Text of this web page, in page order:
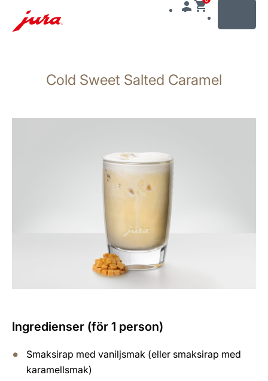
sökning
Cold Sweet Salted Caramel
Ingredienser (för 1 person)
Smaksirap med vaniljsmak (eller smaksirap med
karamellsmak)